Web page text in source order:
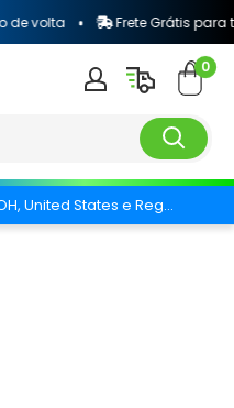
Frete Grátis para todo o
0
Frete grátis para Columbus, OH, United States e Região.